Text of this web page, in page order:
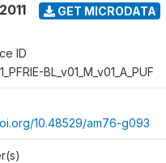
2011 GET MICRODATA
ID
BL_v01_M_v01_A_PUF
10.48529/am76-g093